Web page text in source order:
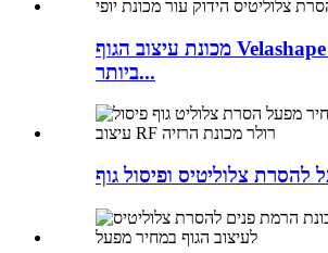
מכונת עיצוב הגוף Velashape הנמכרת
ביותר...